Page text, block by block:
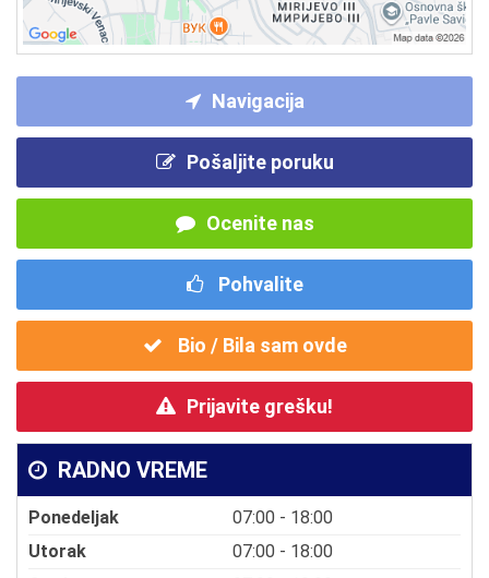
Navigacija
Pošaljite poruku
Ocenite nas
Pohvalite
Bio / Bila sam ovde
Prijavite grešku!
RADNO VREME
Ponedeljak
07:00 - 18:00
Utorak
07:00 - 18:00